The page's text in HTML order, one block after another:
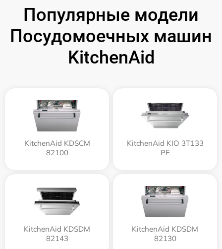
Популярные модели
Посудомоечных машин
KitchenAid
KitchenAid KDSCM
82100
KitchenAid KIO 3T133
PE
KitchenAid KDSDM
82143
KitchenAid KDSDM
82130